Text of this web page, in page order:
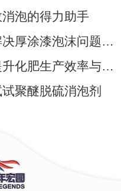
泡的得力助手
环氧厚涂漆消泡剂：解决厚涂漆泡沫问题的关键
化肥工业用消泡剂：提升化肥生产效率与质量的关...
聚醚脱硫消泡剂